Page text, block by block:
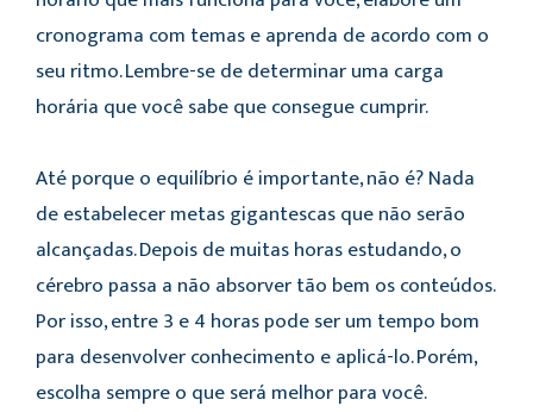
cronograma com temas e aprenda de acordo com o
seu ritmo. Lembre-se de determinar uma carga
horária que você sabe que consegue cumprir.
Até porque o equilíbrio é importante, não é? Nada
de estabelecer metas gigantescas que não serão
alcançadas. Depois de muitas horas estudando, o
cérebro passa a não absorver tão bem os conteúdos.
Por isso, entre 3 e 4 horas pode ser um tempo bom
para desenvolver conhecimento e aplicá-lo. Porém,
escolha sempre o que será melhor para você.